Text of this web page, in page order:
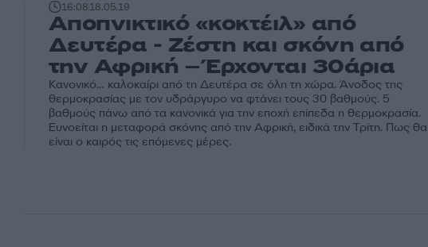
16:0818.05.19
Αποπνικτικό «κοκτέιλ» από
Δευτέρα - Ζέστη και σκόνη από
την Αφρική – Έρχονται 30άρια
Κανονικό… καλοκαίρι από τη Δευτέρα σε όλη τη χώρα. Άνοδος της
θερμοκρασίας με τον υδράργυρο να φτάνει τους 30 βαθμούς. 5
βαθμούς πάνω από τα κανονικά για την εποχή επίπεδα η θερμοκρασία.
Ευνοείται η μεταφορά σκόνης από την Αφρική, ειδικά την Τρίτη. Πως θα
είναι ο καιρός τις επόμενες μέρες.